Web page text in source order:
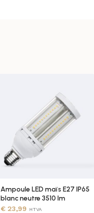
Ampoule LED maïs E27 IP65
blanc neutre 3510 lm
€ 23,99 HTVA